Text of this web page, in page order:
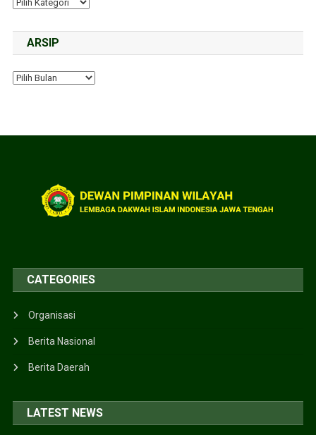
ARSIP
CATEGORIES
Organisasi
Berita Nasional
Berita Daerah
LATEST NEWS